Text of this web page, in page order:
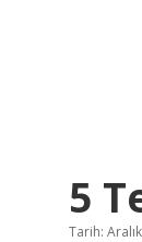
5
Tarih: